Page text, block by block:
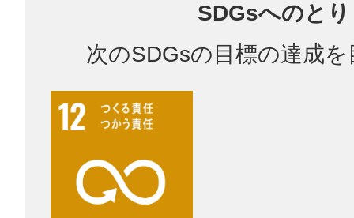
SDGsへのと
次のSDGsの目標の達成
渋谷区